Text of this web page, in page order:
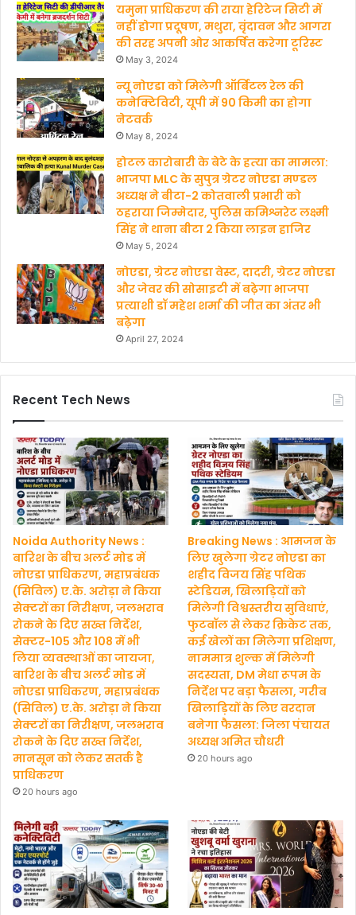
यमुना प्राधिकरण की राया हेरिटेज सिटी में
नहीं होगा प्रदूषण, मथुरा, वृंदावन और आगरा
की तरह अपनी ओर आकर्षित करेगा टूरिस्ट
May 3, 2024
न्यू नोएडा को मिलेगी ऑर्बिटल रेल की
कनेक्टिविटी, यूपी में 90 किमी का होगा
नेटवर्क
May 8, 2024
होटल कारोबारी के बेटे के हत्‍या का मामला:
भाजपा MLC के सुपुत्र ग्रेटर नोएडा मण्‍डल
अध्‍यक्ष ने बीटा-2 कोतवाली प्रभारी को
ठहराया जिम्मेदार, पुलिस कमिश्नरेट लक्ष्मी
सिंह ने थाना बीटा 2 किया लाइन हाजिर
May 5, 2024
नोएडा, ग्रेटर नोएडा वेस्ट, दादरी, ग्रेटर नोएडा
और जेवर की सोसाइटी में बढ़ेगा भाजपा
प्रत्याशी डॉ महेश शर्मा की जीत का अंतर भी
बढ़ेगा
April 27, 2024
Recent Tech News
Noida Authority News :
बारिश के बीच अलर्ट मोड में
नोएडा प्राधिकरण, महाप्रबंधक
(सिविल) ए.के. अरोड़ा ने किया
सेक्टरों का निरीक्षण, जलभराव
रोकने के दिए सख्त निर्देश,
सेक्टर-105 और 108 में भी
लिया व्यवस्थाओं का जायजा,
बारिश के बीच अलर्ट मोड में
नोएडा प्राधिकरण, महाप्रबंधक
(सिविल) ए.के. अरोड़ा ने किया
सेक्टरों का निरीक्षण, जलभराव
रोकने के दिए सख्त निर्देश,
मानसून को लेकर सतर्क है
प्राधिकरण
20 hours ago
Breaking News : आमजन के
लिए खुलेगा ग्रेटर नोएडा का
शहीद विजय सिंह पथिक
स्टेडियम, खिलाड़ियों को
मिलेगी विश्वस्तरीय सुविधाएं,
फुटबॉल से लेकर क्रिकेट तक,
कई खेलों का मिलेगा प्रशिक्षण,
नाममात्र शुल्क में मिलेगी
सदस्यता, DM मेधा रूपम के
निर्देश पर बड़ा फैसला, गरीब
खिलाड़ियों के लिए वरदान
बनेगा फैसला: जिला पंचायत
अध्यक्ष अमित चौधरी
20 hours ago